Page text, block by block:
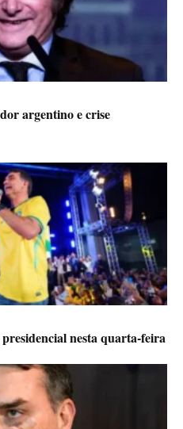
argentino e crise
nesta quarta-feira